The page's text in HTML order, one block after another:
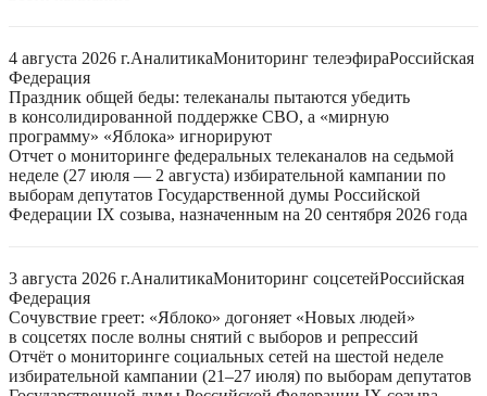
4 августа 2026 г.АналитикаМониторинг телеэфираРоссийская
Федерация
Праздник общей беды: телеканалы пытаются убедить
в консолидированной поддержке СВО, а «мирную
программу» «Яблока» игнорируют
Отчет о мониторинге федеральных телеканалов на седьмой
неделе (27 июля — 2 августа) избирательной кампании по
выборам депутатов Государственной думы Российской
Федерации IX созыва, назначенным на 20 сентября 2026 года
3 августа 2026 г.АналитикаМониторинг соцсетейРоссийская
Федерация
Сочувствие греет: «Яблоко» догоняет «Новых людей»
в соцсетях после волны снятий с выборов и репрессий
Отчёт о мониторинге социальных сетей на шестой неделе
избирательной кампании (21–27 июля) по выборам депутатов